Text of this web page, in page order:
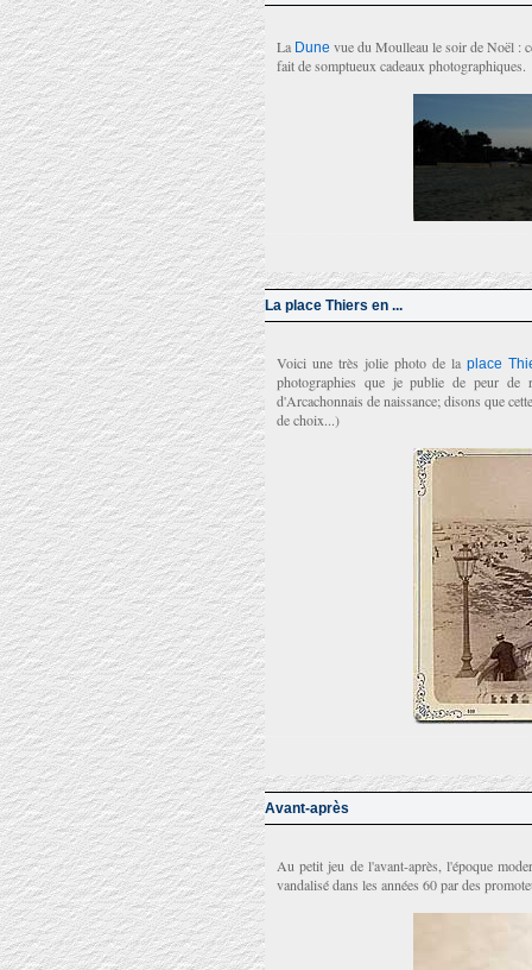
La Dune vue du Moulleau le soir de Noël :
fait de somptueux cadeaux photographiques.
La place Thiers en ...
Voici une très jolie photo de laplace
photographies que je publie de peur de
d'Arcachonnais de naissance; disons que
de choix...)
Avant-après
Au petit jeu de l'avant-après, l'époque
vandalisé dans les années 60 par des